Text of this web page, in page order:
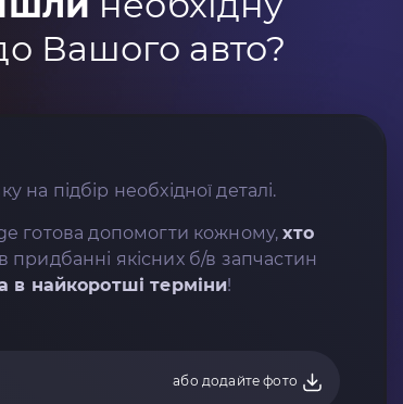
Вашого авто?
на підбір необхідної деталі.
готова допомогти кожному,хто
в придбанні якісних б/в запчастин
в найкоротші терміни!
або додайте фото